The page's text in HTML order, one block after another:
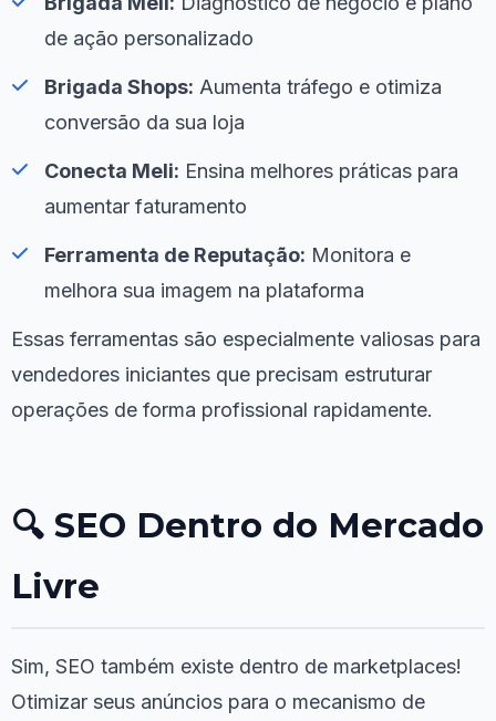
de ação personalizado
Brigada Shops: Aumenta tráfego e otimiza
conversão da sua loja
Conecta Meli: Ensina melhores práticas para
aumentar faturamento
Ferramenta de Reputação: Monitora e
melhora sua imagem na plataforma
Essas ferramentas são especialmente valiosas para
vendedores iniciantes que precisam estruturar
operações de forma profissional rapidamente.
🔍 SEO Dentro do Mercado
Livre
Sim, SEO também existe dentro de marketplaces!
Otimizar seus anúncios para o mecanismo de